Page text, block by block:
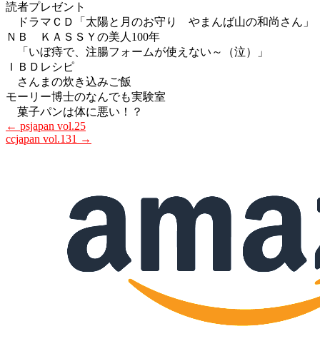
読者プレゼント
ドラマＣＤ「太陽と月のお守り やまんば山の和尚さん」
ＮＢ ＫＡＳＳＹの美人100年
「いぼ痔で、注腸フォームが使えない～（泣）」
ＩＢＤレシピ
さんまの炊き込みご飯
モーリー博士のなんでも実験室
菓子パンは体に悪い！？
← psjapan vol.25
ccjapan vol.131 →